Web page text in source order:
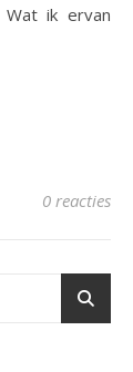
Wat ik ervan
0 reacties